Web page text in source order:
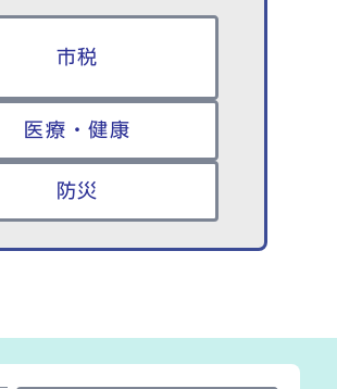
市税
医療・健康
防災